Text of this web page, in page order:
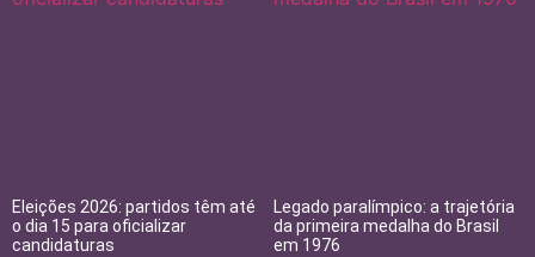
Eleições 2026: partidos têm até
o dia 15 para oficializar
candidaturas
Legado paralímpico: a trajetória
da primeira medalha do Brasil
em 1976